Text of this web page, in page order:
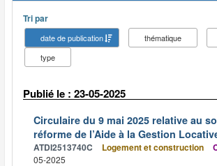
Tri par
date de publication thématique
type
Publié le : 23-05-2025
Circulaire du 9 mai 2025 relative au
réforme de l’Aide à la Gestion
ATDI2513740C Logement et construction
05-2025